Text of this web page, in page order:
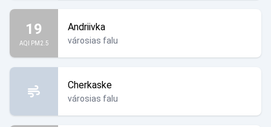
19
AQI PM2.5
Andriivka
városias falu
Cherkaske
városias falu